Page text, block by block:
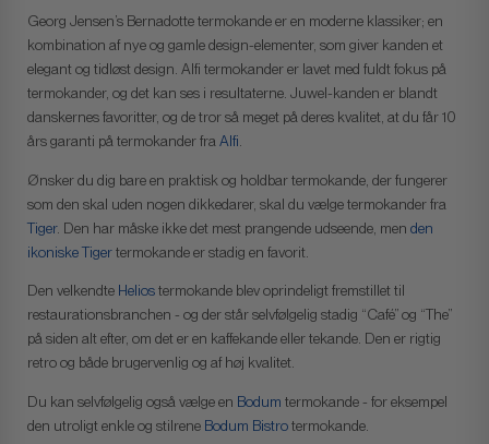
Georg Jensen’s Bernadotte termokande er en moderne klassiker; en
kombination af nye og gamle design-elementer, som giver kanden et
elegant og tidløst design. Alfi termokander er lavet med fuldt fokus på
termokander, og det kan ses i resultaterne. Juwel-kanden er blandt
danskernes favoritter, og de tror så meget på deres kvalitet, at du får 10
års garanti på termokander fra Alfi
Ønsker du dig bare en praktisk og holdbar termokande, der fungerer
som den skal uden nogen dikkedarer, skal du vælge termokander fra
Tiger. Den har måske ikke det mest prangende udseende, men den
ikoniske Tigertermokande er stadig en favorit.
Den velkendte Heliostermokande blev oprindeligt fremstillet til
restaurationsbranchen - og der står selvfølgelig stadig “Café” og “The”
på siden alt efter, om det er en kaffekande eller tekande. Den er rigtig
retro og både brugervenlig og af høj kvalitet.
Du kan selvfølgelig også vælge en Bodum termokande - for eksempel
den utroligt enkle og stilrene Bodum Bistrotermokande.